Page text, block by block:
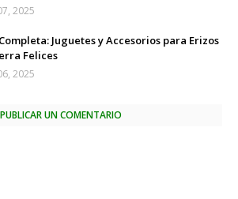
2025
Juguetes y Accesorios para Erizos
Felices
2025
PUBLICAR UN COMENTARIO